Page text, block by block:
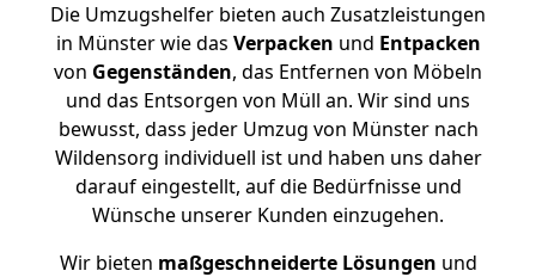
Die Umzugshelfer bieten auch Zusatzleistungen
in Münster wie das Verpacken und Entpacken
von Gegenständen, das Entfernen von Möbeln
und das Entsorgen von Müll an. Wir sind uns
bewusst, dass jeder Umzug von Münster nach
Wildensorg individuell ist und haben uns daher
darauf eingestellt, auf die Bedürfnisse und
Wünsche unserer Kunden einzugehen.
Wir bieten maßgeschneiderte Lösungen und